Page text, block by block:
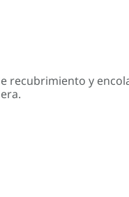
recubrimiento y